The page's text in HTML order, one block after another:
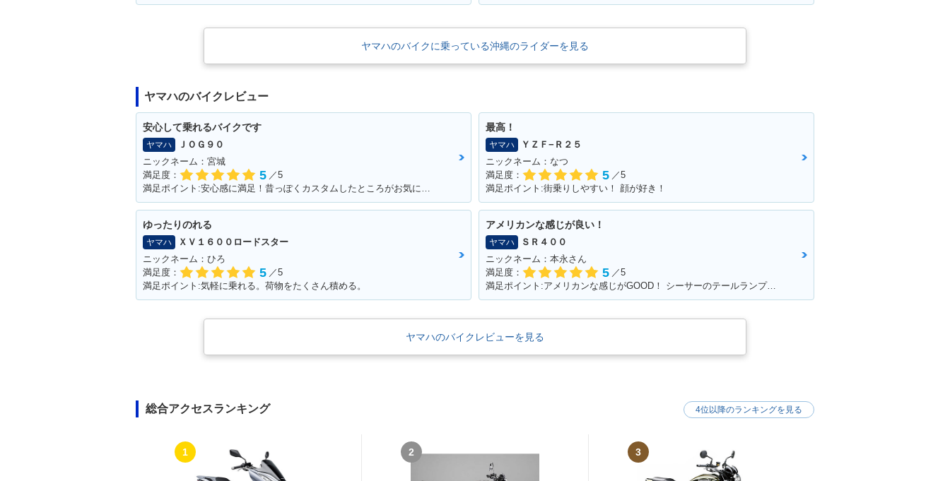
ヤマハのバイクに乗っている沖縄のライダーを見る
ヤマハのバイクレビュー
安心して乗れるバイクです
ヤマハ
ＪＯＧ９０
ニックネーム：宮城
満足度：
5 ／5
満足ポイント:安心感に満足！昔っぽくカスタムしたところがお気に入り！ ※今回のイベントでの撮影は、積載車等で移動をしており、 公道の走行はしておりません。
最高！
ヤマハ
ＹＺＦ−Ｒ２５
ニックネーム：なつ
満足度：
5 ／5
満足ポイント:街乗りしやすい！ 顔が好き！
ゆったりのれる
ヤマハ
ＸＶ１６００ロードスター
ニックネーム：ひろ
満足度：
5 ／5
満足ポイント:気軽に乗れる。荷物をたくさん積める。
アメリカンな感じが良い！
ヤマハ
ＳＲ４００
ニックネーム：本永さん
満足度：
5 ／5
満足ポイント:アメリカンな感じがGOOD！ シーサーのテールランプ！70年代のB級チョッパーハンドル！ ブラッドスタイルさんにカスタムしてもらったところすべて！
ヤマハのバイクレビューを見る
総合アクセスランキング
1 2 3
4位以降のランキングを見る